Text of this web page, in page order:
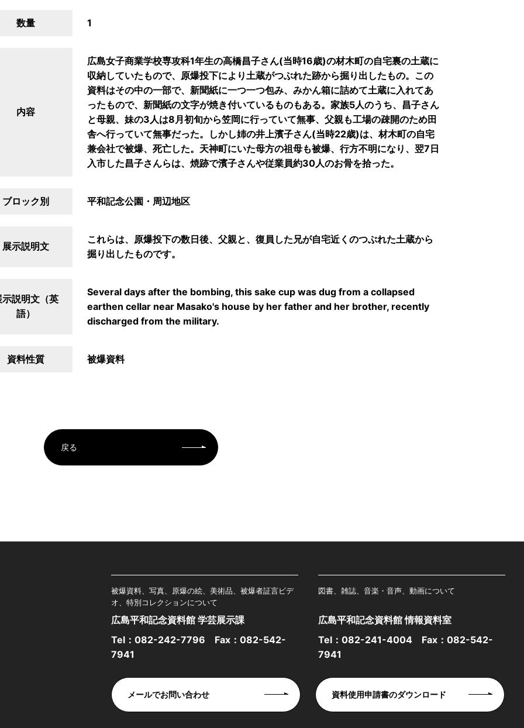
数量 1
内容
広島女子商業学校専攻科1年生の高橋昌子さん(当時16歳)の材木町の自宅裏の土蔵に
収納していたもので、原爆投下により土蔵がつぶれた跡から掘り出したもの。この
資料はその中の一部で、新聞紙に一つ一つ包み、みかん箱に詰めて土蔵に入れてあ
ったもので、新聞紙の文字が焼き付いているものもある。家族5人のうち、昌子さん
と母親、妹の3人は8月初旬から笠岡に行っていて無事、父親も工場の疎開のため田
舎へ行っていて無事だった。しかし姉の井上濱子さん(当時22歳)は、材木町の自宅
兼会社で被爆、死亡した。天神町にいた母方の祖母も被爆、行方不明になり、翌7日
入市した昌子さんらは、焼跡で濱子さんや従業員約30人のお骨を拾った。
ブロック別 平和記念公園・周辺地区
展示説明文
これらは、原爆投下の数日後、父親と、復員した兄が自宅近くのつぶれた土蔵から
掘り出したものです。
示説明文（英
語）
Several days after the bombing, this sake cup was dug from a collapsed
earthen cellar near Masako's house by her father and her brother, recently
discharged from the military.
資料性質 被爆資料
戻る
被爆資料、写真、原爆の絵、美術品、被爆者証言ビデ
オ、特別コレクションについて
広島平和記念資料館 学芸展示課
Tel： 082-242-7796 Fax：082-542-
7941
図書、雑誌、音楽・音声、動画について
広島平和記念資料館 情報資料室
Tel： 082-241-4004 Fax：082-542-
7941
メールでお問い合わせ 資料使用申請書のダウンロード